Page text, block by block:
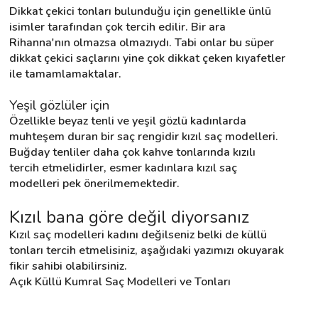
Dikkat çekici tonları bulunduğu için genellikle ünlü
isimler tarafından çok tercih edilir. Bir ara
Rihanna'nın olmazsa olmazıydı. Tabi onlar bu süper
dikkat çekici saçlarını yine çok dikkat çeken kıyafetler
ile tamamlamaktalar.
Yeşil gözlüler için
Özellikle beyaz tenli ve yeşil gözlü kadınlarda
muhteşem duran bir saç rengidir kızıl saç modelleri.
Buğday tenliler daha çok kahve tonlarında kızılı
tercih etmelidirler, esmer kadınlara kızıl saç
modelleri pek önerilmemektedir.
Kızıl bana göre değil diyorsanız
Kızıl saç modelleri kadını değilseniz belki de küllü
tonları tercih etmelisiniz, aşağıdaki yazımızı okuyarak
fikir sahibi olabilirsiniz.
Açık Küllü Kumral Saç Modelleri ve Tonları